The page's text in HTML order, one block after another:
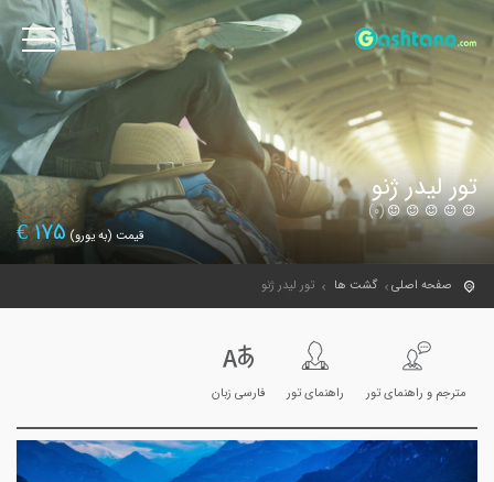
تور لیدر ژنو
(0)
قیمت (به یورو) 175
€
صفحه اصلی گشت ها تور لیدر ژنو
مترجم و راهنمای تور راهنمای تور فارسی زبان